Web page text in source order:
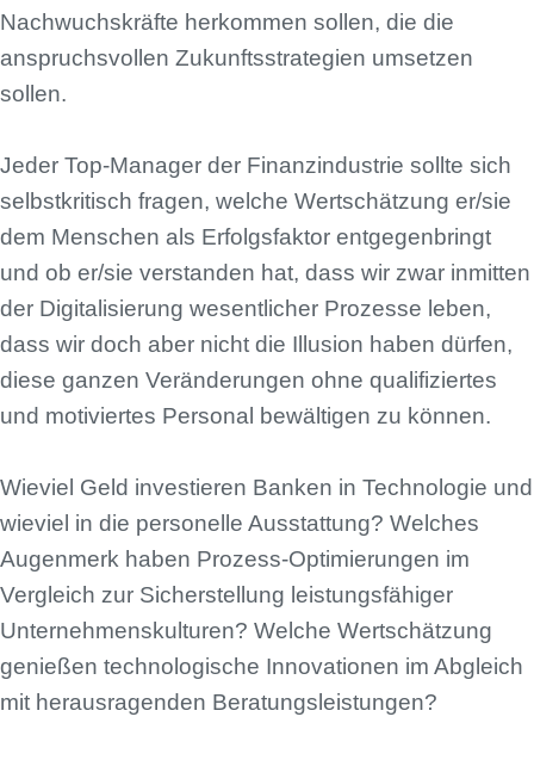
Nachwuchskräfte herkommen sollen, die die
anspruchsvollen Zukunftsstrategien umsetzen
sollen.
Jeder Top-Manager der Finanzindustrie sollte sich
selbstkritisch fragen, welche Wertschätzung er/sie
dem Menschen als Erfolgsfaktor entgegenbringt
und ob er/sie verstanden hat, dass wir zwar inmitten
der Digitalisierung wesentlicher Prozesse leben,
dass wir doch aber nicht die Illusion haben dürfen,
diese ganzen Veränderungen ohne qualifiziertes
und motiviertes Personal bewältigen zu können.
Wieviel Geld investieren Banken in Technologie und
wieviel in die personelle Ausstattung? Welches
Augenmerk haben Prozess-Optimierungen im
Vergleich zur Sicherstellung leistungsfähiger
Unternehmenskulturen? Welche Wertschätzung
genießen technologische Innovationen im Abgleich
mit herausragenden Beratungsleistungen?